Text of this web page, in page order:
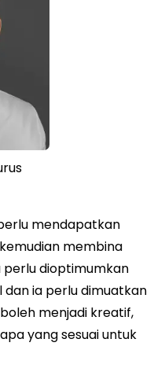
mendapatkan
membina
perlu dioptimumkan
ia perlu dimuatkan
menjadi kreatif,
yang sesuai untuk